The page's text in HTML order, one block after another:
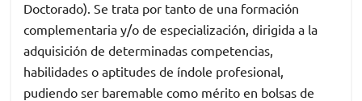
Doctorado). Se trata por tanto de una formación
complementaria y/o de especialización, dirigida a la
adquisición de determinadas competencias,
habilidades o aptitudes de índole profesional,
pudiendo ser baremable como mérito en bolsas de